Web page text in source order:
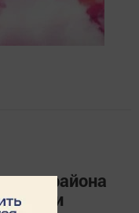
района